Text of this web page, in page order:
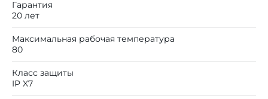
Гарантия
20 лет
Максимальная рабочая температура
80
Класс защиты
IP X7